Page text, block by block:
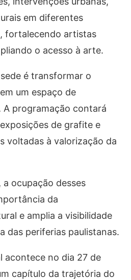
em diferentes
fortalecendo artistas
o acesso à arte.
é transformar o
um espaço de
A programação contará
de grafite e
voltadas à valorização da
a ocupação desses
da
e amplia a visibilidade
das periferias paulistanas.
acontece no dia 27 de
capítulo da trajetória do